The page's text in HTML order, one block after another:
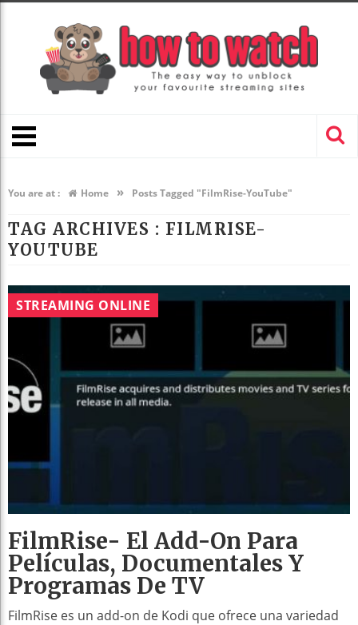
You are at : Home » Posts Tagged "FilmRise-YouTube"
TAG ARCHIVES : FILMRISE-
YOUTUBE
STREAMING ONLINE
FilmRise- El Add-On Para
Películas, Documentales Y
Programas De TV
FilmRise es un add-on de Kodi que ofrece una variedad